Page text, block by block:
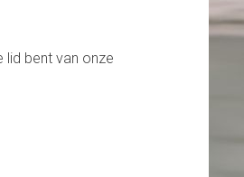
lid bent van onze